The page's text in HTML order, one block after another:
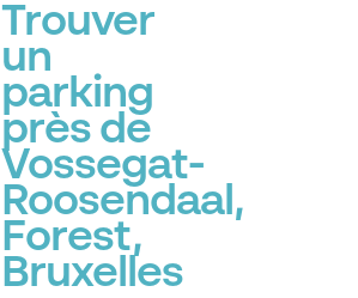
Trouver
un
parking
près de
Vossegat-
Roosendaal,
Forest,
Bruxelles